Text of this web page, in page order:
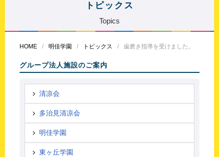
トピックス
Topics
HOME 明佳学園 トピックス 歯磨き指導を受けました。
グループ法人施設のご案内
清凉会
多治見清凉会
明佳学園
東ヶ丘学園